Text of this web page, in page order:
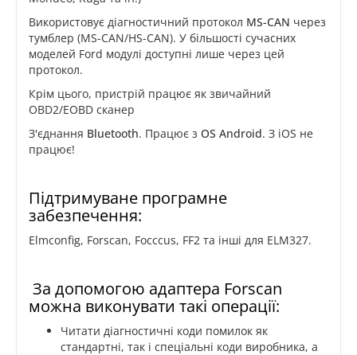
Використовує діагностичний протокол MS-CAN через
тумблер (MS-CAN/HS-CAN). У більшості сучасних
моделей Ford модулі доступні лише через цей
протокол.
Крім цього, пристрій працює як звичайний
OBD2/EOBD сканер
З'єднання Bluetooth. Працює з OS Android. З iOS не
працює!
Підтримуване програмне
забезпечення:
Elmconfig, Forscan, Focccus, FF2 та інші для ELM327.
За допомогою адаптера Forscan
можна виконувати такі операції:
Читати діагностичні коди помилок як
стандартні, так і спеціальні коди виробника, а